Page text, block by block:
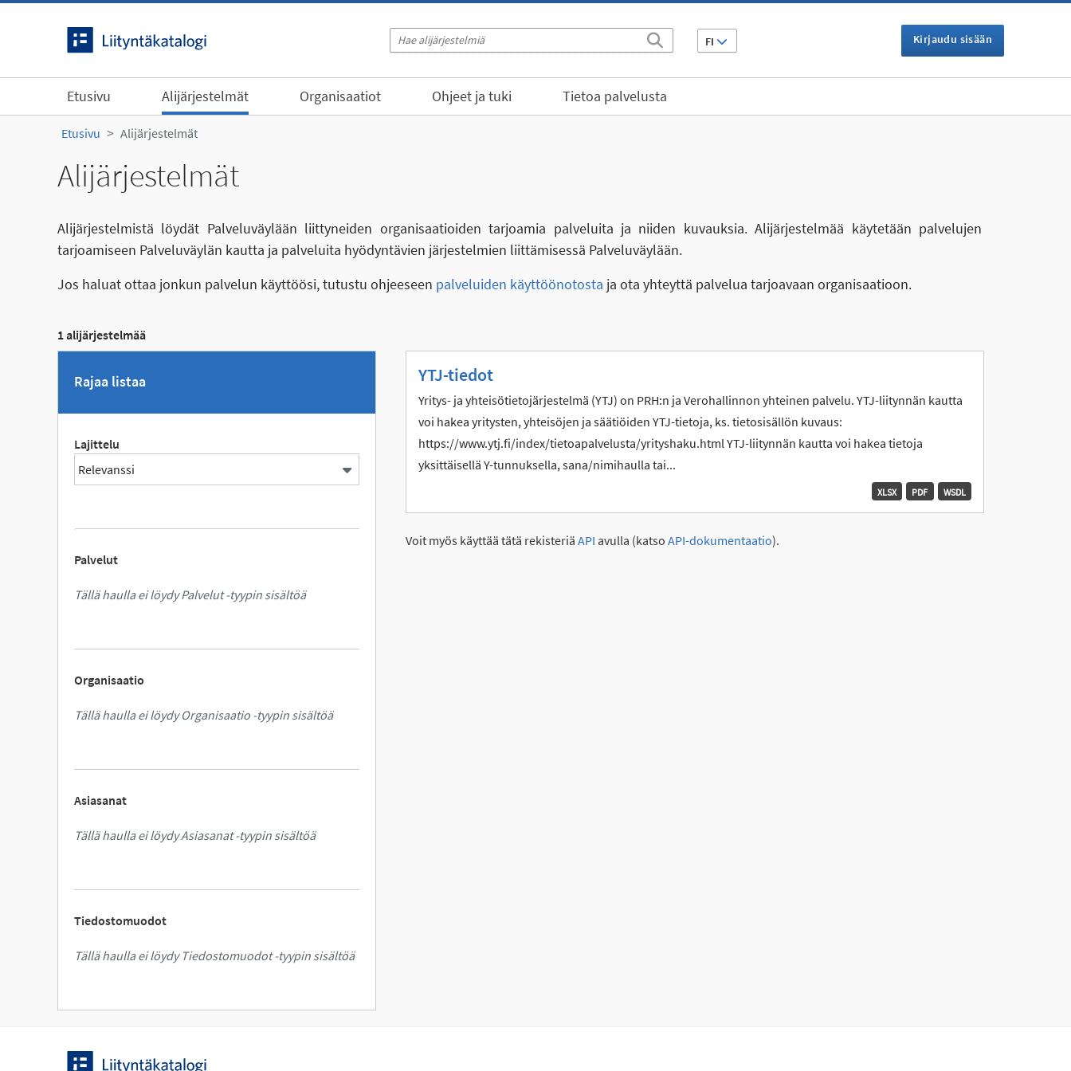
FI Kirjaudu sisään
Etusivu Alijärjestelmät Organisaatiot Ohjeet ja tuki Tietoa palvelusta
Etusivu Alijärjestelmät
Alijärjestelmät
Alijärjestelmistä löydät Palveluväylään liittyneiden organisaatioiden tarjoamia palveluita ja niiden kuvauksia. Alijärjestelmää käytetään palvelujen
tarjoamiseen Palveluväylän kautta ja palveluita hyödyntävien järjestelmien liittämisessä Palveluväylään.
Jos haluat ottaa jonkun palvelun käyttöösi, tutustu ohjeeseen palveluiden käyttöönotosta ja ota yhteyttä palvelua tarjoavaan organisaatioon.
1 alijärjestelmää
Rajaa listaa
Lajittelu
Palvelut
Tällä haulla ei löydy Palvelut -tyypin sisältöä
Organisaatio
Tällä haulla ei löydy Organisaatio -tyypin sisältöä
Asiasanat
Tällä haulla ei löydy Asiasanat -tyypin sisältöä
Tiedostomuodot
Tällä haulla ei löydy Tiedostomuodot -tyypin sisältöä
YTJ-tiedot
Yritys- ja yhteisötietojärjestelmä (YTJ) on PRH:n ja Verohallinnon yhteinen palvelu. YTJ-liitynnän kautta
voi hakea yritysten, yhteisöjen ja säätiöiden YTJ-tietoja, ks. tietosisällön kuvaus:
https://www.ytj.fi/index/tietoapalvelusta/yrityshaku.html YTJ-liitynnän kautta voi hakea tietoja
yksittäisellä Y-tunnuksella, sana/nimihaulla tai...
WSDL
PDF
XLSX
Voit myös käyttää tätä rekisteriä API avulla (katso API-dokumentaatio).